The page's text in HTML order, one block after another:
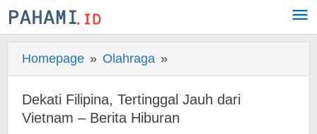
Skip
to
Homepage » Olahraga »
Filipina,
Tertinggal
Jauh
Dekati Filipina, Tertinggal Jauh dari
Vietnam – Berita Hiburan